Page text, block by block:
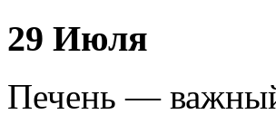
29 Июля
Печень —